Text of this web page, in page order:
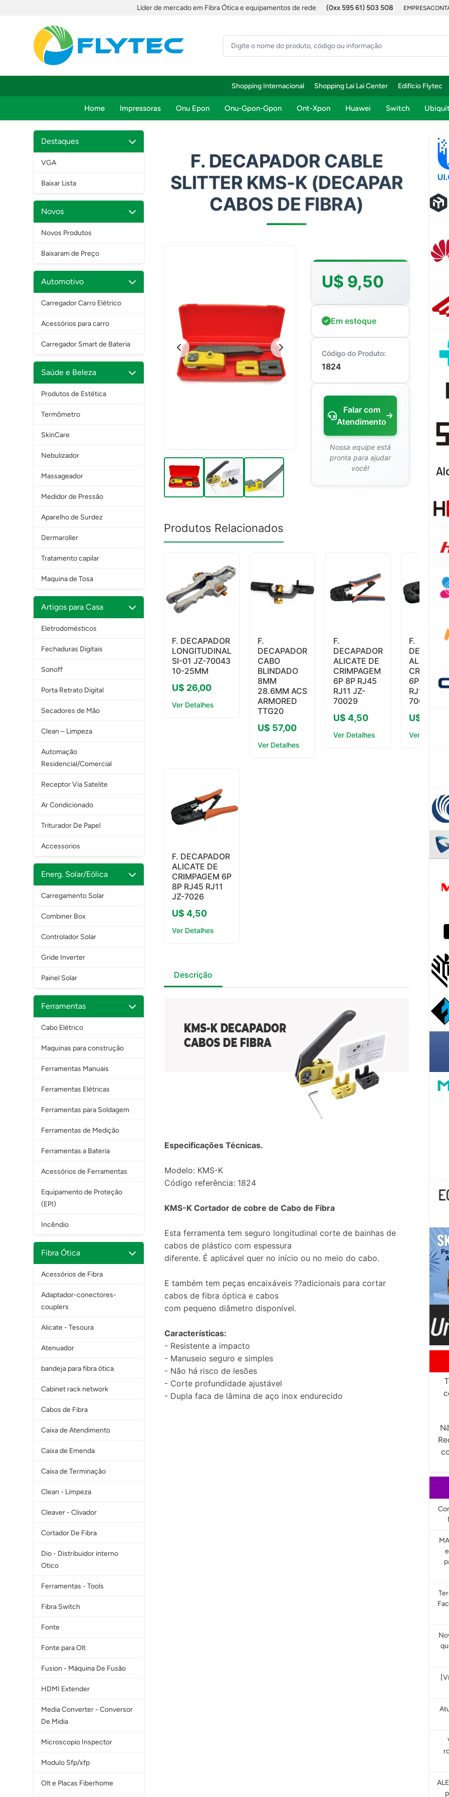
Líder de mercado em Fibra Ótica e equipamentos de rede (0xx 595 61) 503 508 EMPRESA
Shopping Internacional Shopping Lai Lai Center Edifício Flytec
Home Impressoras Onu Epon Onu-Gpon-Gpon Ont-Xpon Huawei Switch
Destaques
VGA
Baixar Lista
Novos
Novos Produtos
Baixaram de Preço
Automotivo
Carregador Carro Elétrico
Acessórios para carro
Carregador Smart de Bateria
Saúde e Beleza
Produtos de Estética
Termômetro
SkinCare
Nebulizador
Massageador
Medidor de Pressão
Aparelho de Surdez
Dermaroller
Tratamento capilar
Maquina de Tosa
Artigos para Casa
Eletrodomésticos
Fechaduras Digitais
Sonoff
Porta Retrato Digital
Secadores de Mão
Clean – Limpeza
Automação
Residencial/Comercial
Receptor Via Satelite
Ar Condicionado
Triturador De Papel
Accessorios
Energ. Solar/Eólica
Carregamento Solar
Combiner Box
Controlador Solar
Gride Inverter
Painel Solar
Ferramentas
Cabo Elétrico
Maquinas para construção
Ferramentas Manuais
Ferramentas Elétricas
Ferramentas para Soldagem
Ferramentas de Medição
Ferramentas a Bateria
Acessórios de Ferramentas
Equipamento de Proteção
(EPI)
Incêndio
Fibra Ótica
Acessórios de Fibra
Adaptador-conectores-
couplers
Alicate - Tesoura
Atenuador
bandeja para fibra ótica
Cabinet rack network
Cabos de Fibra
Caixa de Atendimento
Caixa de Emenda
Caixa de Terminaçâo
Clean - Limpeza
Cleaver - Clivador
Cortador De Fibra
Dio - Distribuidor interno
Otico
Ferramentas - Tools
Fibra Switch
Fonte
Fonte para Olt
Fusion - Máquina De Fusão
HDMI Extender
Media Converter - Conversor
De Midia
Microscopio Inspector
Modulo Sfp/xfp
Olt e Placas Fiberhome
F. DECAPADOR CABLE
SLITTER KMS-K (DECAPAR
CABOS DE FIBRA)
U$ 9,50
Em estoque
Código do Produto:
1824
Falar com
Atendimento
Nossa equipe está
pronta para ajudar
você!
Produtos Relacionados
F. DECAPADOR
LONGITUDINAL
SI-01 JZ-70043
10-25MM
U$ 26,00
Ver Detalhes
F.
DECAPADOR
CABO
BLINDADO
8MM
28.6MM ACS
ARMORED
TTG20
U$ 57,00
Ver Detalhes
F.
DECAPADOR
ALICATE DE
CRIMPAGEM
6P 8P RJ45
RJ11 JZ-
70029
U$ 4,50
Ver Detalhes
F.
ALICATE
6P 8P
RJ11 JZ-
70030-2
U$ 5,00
Ver
F. DECAPADOR
ALICATE DE
CRIMPAGEM 6P
8P RJ45 RJ11
JZ-7026
U$ 4,50
Ver Detalhes
Descrição
Especificações Técnicas.
Modelo: KMS-K
Código referência: 1824
KMS-K Cortador de cobre de Cabo de Fibra
Esta ferramenta tem seguro longitudinal corte de bainhas de
cabos de plástico com espessura
diferente. É aplicável quer no início ou no meio do cabo.
E também tem peças encaixáveis ??adicionais para cortar
cabos de fibra óptica e cabos
com pequeno diâmetro disponível.
Características:
- Resistente a impacto
- Manuseio seguro e simples
- Não há risco de lesões
- Corte profundidade ajustável
- Dupla faca de lâmina de aço inox endurecido